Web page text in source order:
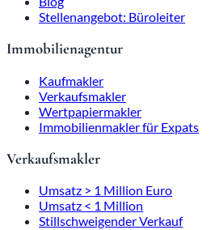
Stellenangebot: Büroleiter
Immobilienagentur
Kaufmakler
Verkaufsmakler
Wertpapiermakler
Immobilienmakler für Expats
Verkaufsmakler
Umsatz > 1 Million Euro
Umsatz < 1 Million
Stillschweigender Verkauf